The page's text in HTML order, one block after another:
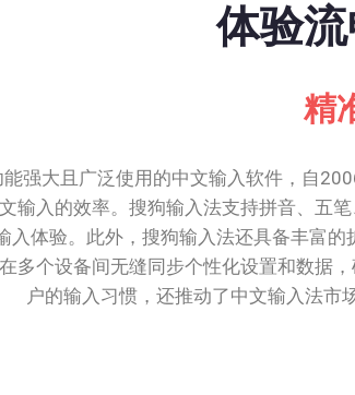
体验
精
强大且广泛使用的中文输入软件，自
输入的效率。搜狗输入法支持拼音、五
入体验。此外，搜狗输入法还具备丰富
多个设备间无缝同步个性化设置和数据
户的输入习惯，还推动了中文输入法市